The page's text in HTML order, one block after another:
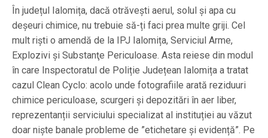
În județul Ialomița, dacă otrăvești aerul, solul și apa cu
deșeuri chimice, nu trebuie să-ți faci prea multe griji. Cel
mult riști o amendă de la IPJ Ialomița, Serviciul Arme,
Explozivi şi Substanţe Periculoase. Asta reiese din modul
în care Inspectoratul de Poliție Județean Ialomița a tratat
cazul Clean Cyclo: acolo unde fotografiile arată reziduuri
chimice periculoase, scurgeri și depozitări în aer liber,
reprezentanții serviciului specializat al instituției au văzut
doar niște banale probleme de ”etichetare și evidență”. Pe